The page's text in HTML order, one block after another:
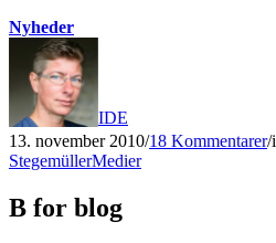
FORSIDE
Nyheder
13. november 2010/18 Kommentarer/i
StegemüllerMedier
B for blog